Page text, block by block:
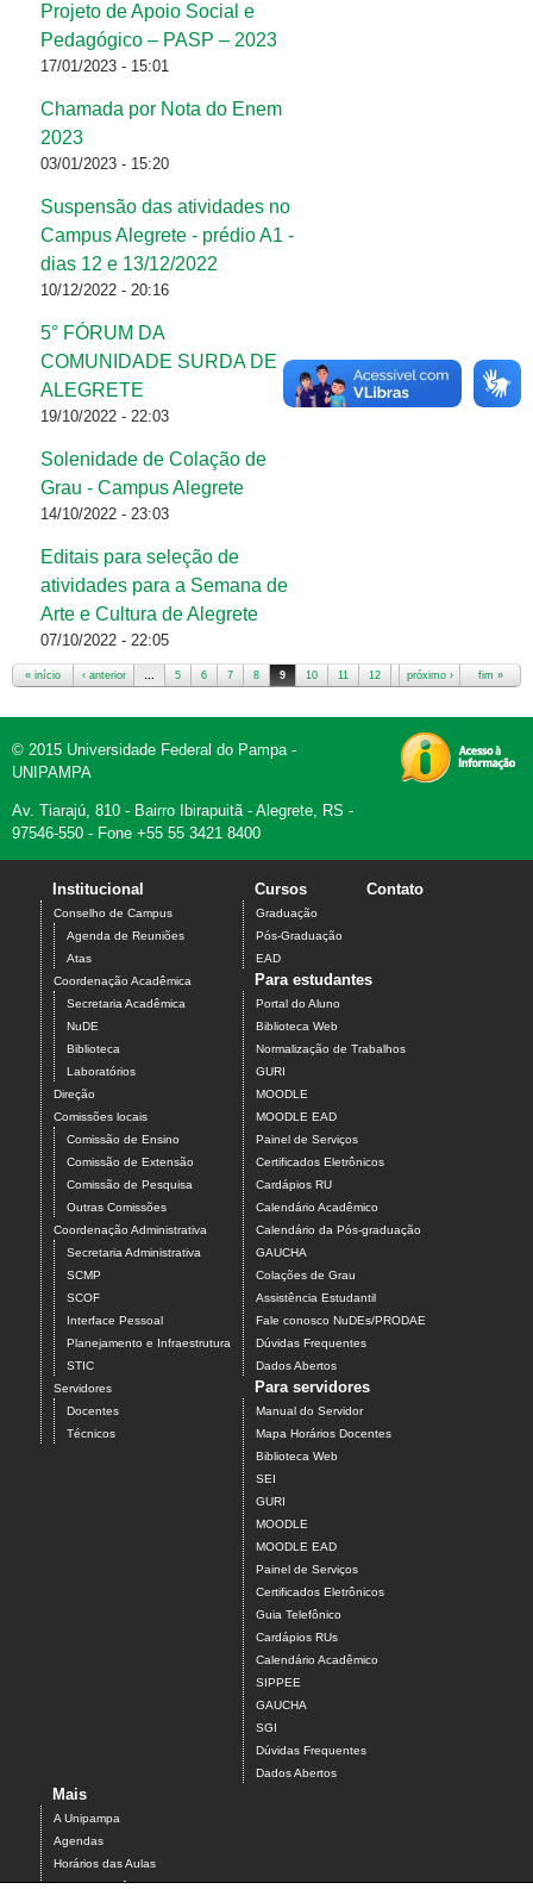
Projeto de Apoio Social e
Pedagógico – PASP – 2023
17/01/2023 - 15:01
Chamada por Nota do Enem
2023
03/01/2023 - 15:20
Suspensão das atividades no
Campus Alegrete - prédio A1 -
dias 12 e 13/12/2022
10/12/2022 - 20:16
5° FÓRUM DA
COMUNIDADE SURDA DE
ALEGRETE
19/10/2022 - 22:03
Solenidade de Colação de
Grau - Campus Alegrete
14/10/2022 - 23:03
Editais para seleção de
atividades para a Semana de
Arte e Cultura de Alegrete
07/10/2022 - 22:05
« início ‹ anterior … 5 6 7 8 9 10 11 12 13 …
próximo › fim »
© 2015 Universidade Federal do Pampa -
UNIPAMPA
Av. Tiarajú, 810 - Bairro Ibirapuitã - Alegrete, RS -
97546-550 - Fone +55 55 3421 8400
Institucional
Conselho de Campus
Agenda de Reuniões
Atas
Coordenação Acadêmica
Secretaria Acadêmica
NuDE
Biblioteca
Laboratórios
Direção
Comissões locais
Comissão de Ensino
Comissão de Extensão
Comissão de Pesquisa
Outras Comissões
Coordenação Administrativa
Secretaria Administrativa
SCMP
SCOF
Interface Pessoal
Planejamento e Infraestrutura
STIC
Servidores
Docentes
Técnicos
Cursos
Graduação
Pós-Graduação
EAD
Contato
Para estudantes
Portal do Aluno
Biblioteca Web
Normalização de Trabalhos
GURI
MOODLE
MOODLE EAD
Painel de Serviços
Certificados Eletrônicos
Cardápios RU
Calendário Acadêmico
Calendário da Pós-graduação
GAUCHA
Colações de Grau
Assistência Estudantil
Fale conosco NuDEs/PRODAE
Dúvidas Frequentes
Dados Abertos
Para servidores
Manual do Servidor
Mapa Horários Docentes
Biblioteca Web
SEI
GURI
MOODLE
MOODLE EAD
Painel de Serviços
Certificados Eletrônicos
Guia Telefônico
Cardápios RUs
Calendário Acadêmico
SIPPEE
GAUCHA
SGI
Dúvidas Frequentes
Dados Abertos
Mais
A Unipampa
Agendas
Horários das Aulas